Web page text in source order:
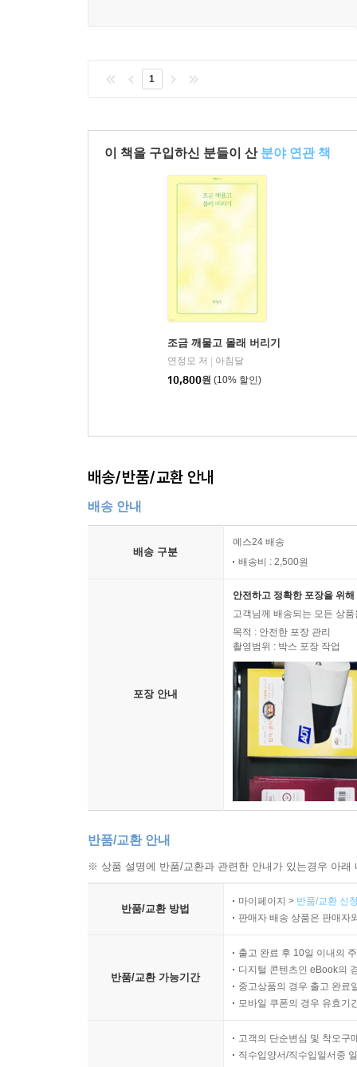
1
이 책을 구입하신 분들이 산 분야 연관 책
조금 깨물고 몰래 버리기
연정모 저
아침달
10,800원 (10% 할인)
배송/반품/교환 안내
배송 안내
배송 구분
예스24 배송
배송비 : 2,500원
포장 안내
안전하고 정확한 포장을 위
고객님께 배송되는 모든 상
목적 : 안전한 포장 관리
촬영범위 : 박스 포장 작업
반품/교환 안내
※ 상품 설명에 반품/교환과 관련한 안내가 있는경우 아
반품/교환 방법
마이페이지 > 반품/교환 신
판매자 배송 상품은 판매자
반품/교환 가능기간
출고 완료 후 10일 이내의
디지털 콘텐츠인 eBook의
중고상품의 경우 출고 완료
모바일 쿠폰의 경우 유효기
고객의 단순변심 및 착오구
직수입양서/직수입일서중